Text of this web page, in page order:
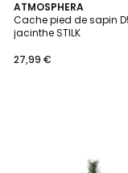
ATMOSPHERA
Cache pied de sapin
jacinthe STILK
27,99 €